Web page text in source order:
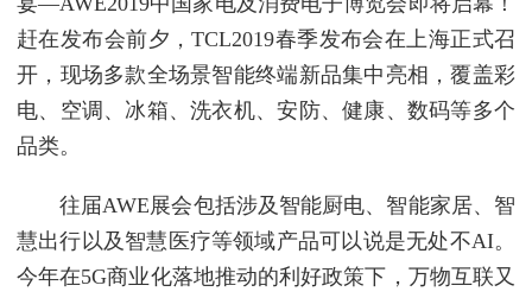
赶在发布会前夕，TCL2019春季发布会在上海正式召
开，现场多款全场景智能终端新品集中亮相，覆盖彩
电、空调、冰箱、洗衣机、安防、健康、数码等多个
品类。
往届AWE展会包括涉及智能厨电、智能家居、智
慧出行以及智慧医疗等领域产品可以说是无处不AI。
今年在5G商业化落地推动的利好政策下，万物互联又